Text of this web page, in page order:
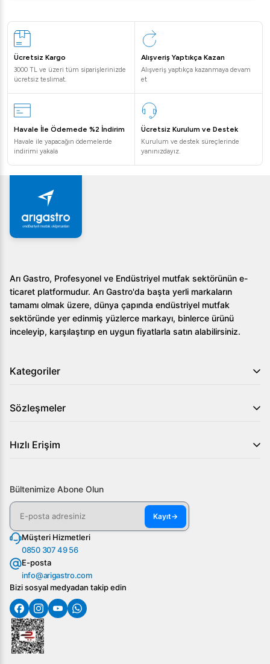
Ücretsiz Kargo
3000 TL ve üzeri tüm siparişlerinizde
ücretsiz teslimat.
Alışveriş Yaptıkça Kazan
Alışveriş yaptıkça kazanmaya devam
et
Havale İle Ödemede %2 İndirim
Havale ile yapacağın ödemelerde
indirimi yakala
Ücretsiz Kurulum ve Destek
Kurulum ve destek süreçlerinde
yanınızdayız.
Arı Gastro, Profesyonel ve Endüstriyel mutfak sektörünün e-
ticaret platformudur. Arı Gastro'da başta yerli markaların
tamamı olmak üzere, dünya çapında endüstriyel mutfak
sektöründe yer edinmiş yüzlerce markayı, binlerce ürünü
inceleyip, karşılaştırıp en uygun fiyatlarla satın alabilirsiniz.
Kategoriler
Sözleşmeler
Hızlı Erişim
Bültenimize Abone Olun
Kayıt→
Müşteri Hizmetleri
0850 307 49 56
E-posta
info@arigastro.com
Bizi sosyal medyadan takip edin